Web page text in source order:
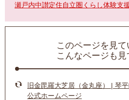
瀬戸内中讃定住自立圏くらし体験支
このページを見て
こんなページも見
旧金毘羅大芝居（金丸座） | 琴
公式ホームページ